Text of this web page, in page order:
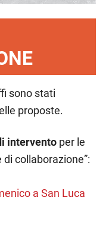
sono stati
proposte.
intervento per le
collaborazione”:
a San Luca